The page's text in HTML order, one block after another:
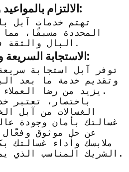
5. الالتزام بالمواعيد والمواعيد الدقيقة:
تهتم خدمات آبل
المحددة مسبقًا،
البال والثقة في الخدمة المقدمة.
6. الاستجابة السريعة وخدمة ما بعد البيع:
توفر آبل استجابة سريعة
وتقديم خدمة ما بعد
يزيد من رضا العملاء وثقتهم في الشركة.
باختصار، تعتبر
الغسالات من آبل
غسالتك بأمان وجودة
عن حل موثوق
ملابسك وأداء غسالتك
الشريك المناسب الذي يمكنك الاعتماد عليه.